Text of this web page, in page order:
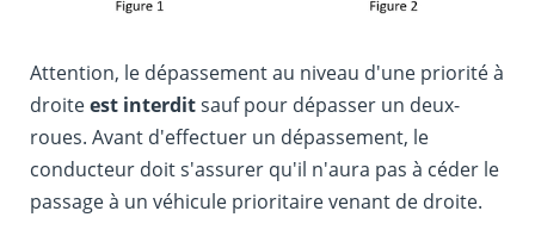
Attention, le dépassement au niveau d'une priorité à
droiteest interditsauf pour dépasser un deux-
roues. Avant d'effectuer un dépassement, le
conducteur doit s'assurer qu'il n'aura pas à céder le
passage à un véhicule prioritaire venant de droite.